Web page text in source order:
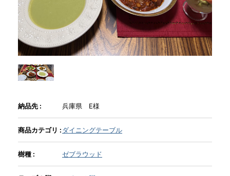
新入荷情報
納品事例
MOKUBA CHANNEL
よくあるご質問
納品先 : 兵庫県 E様
商品カテゴリ :ダイニングテーブル
樹種 : ゼブラウッド